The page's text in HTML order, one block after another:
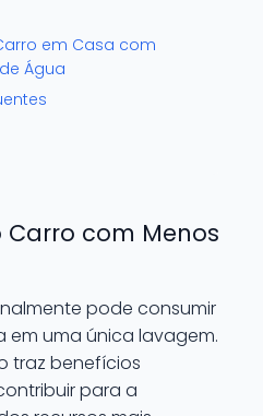
em Casa com
Água
Carro com Menos
pode consumir
em uma única lavagem.
traz benefícios
para a